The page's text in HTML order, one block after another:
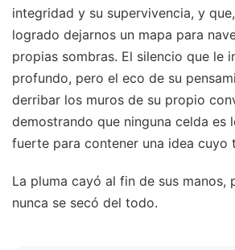
integridad y su supervivencia, y
logrado dejarnos un mapa para
propias sombras. El silencio que le
profundo, pero el eco de su
derribar los muros de su propio
demostrando que ninguna celda es
fuerte para contener una idea cuyo
La pluma cayó al fin de sus manos,
nunca se secó del todo.